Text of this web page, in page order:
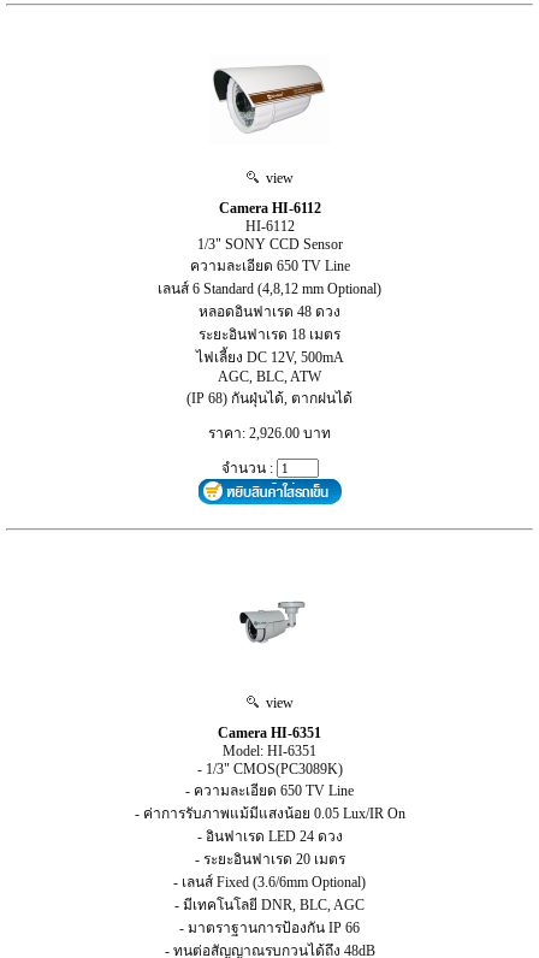
view
Camera HI-6112
HI-6112
1/3" SONY CCD Sensor
ความละเอียด 650 TV Line
เลนส์ 6 Standard (4,8,12 mm Optional)
หลอดอินฟาเรด 48 ดวง
ระยะอินฟาเรด 18 เมตร
ไฟเลี้ยง DC 12V, 500mA
AGC, BLC, ATW
(IP 68) กันฝุ่นได้, ตากฝนได้
ราคา: 2,926.00 บาท
จำนวน :
view
Camera HI-6351
Model: HI-6351
- 1/3" CMOS(PC3089K)
- ความละเอียด 650 TV Line
- ค่าการรับภาพแม้มีแสงน้อย 0.05 Lux/IR On
- อินฟาเรด LED 24 ดวง
- ระยะอินฟาเรด 20 เมตร
- เลนส์ Fixed (3.6/6mm Optional)
- มีเทคโนโลยี DNR, BLC, AGC
- มาตราฐานการป้องกัน IP 66
- ทนต่อสัญญาณรบกวนได้ถึง 48dB